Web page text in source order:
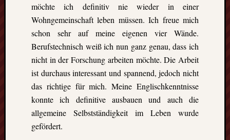
möchte ich definitiv nie wieder in einer
Wohngemeinschaft leben müssen. Ich freue mich
schon sehr auf meine eigenen vier Wände.
Berufstechnisch weiß ich nun ganz genau, dass ich
nicht in der Forschung arbeiten möchte. Die Arbeit
ist durchaus interessant und spannend, jedoch nicht
das richtige für mich. Meine Englischkenntnisse
konnte ich definitive ausbauen und auch die
allgemeine Selbstständigkeit im Leben wurde
gefördert.